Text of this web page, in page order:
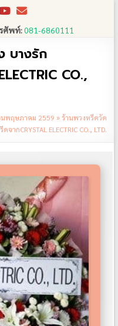
ศัพท์:081-6860111
บางรัก
CO.,
พฤษภาคม 2559 »ร้านพวงหรีดวัด
ากCRYSTAL ELECTRIC CO., LTD.